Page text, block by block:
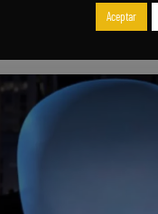
película como la
este nuevo capítulo lleno de
Aceptar